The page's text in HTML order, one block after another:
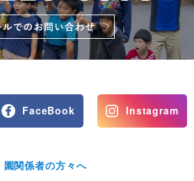
FaceBook Instagram
園関係者の方々へ